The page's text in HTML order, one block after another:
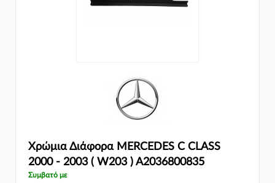
Χρώμια Διάφορα MERCEDES C CLASS
2000 - 2003 ( W203 ) A2036800835
Συμβατό με